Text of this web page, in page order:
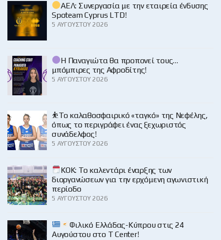
ΑΕΛ: Συνεργασία με την εταιρεία ένδυσης
Spoteam Cyprus LTD!
5 ΑΥΓΟΎΣΤΟΥ 2026
Η Παναγιώτα θα προπονεί τους…
μπόμπιρες της Αφροδίτης!
5 ΑΥΓΟΎΣΤΟΥ 2026
⛹️‍Το καλαθοσφαιρικό «ταγκό» της Νεφέλης,
όπως το περιγράφει ένας ξεχωριστός
συνάδελφος!
5 ΑΥΓΟΎΣΤΟΥ 2026
KOK: Το καλεντάρι έναρξης των
διοργανώσεων για την ερχόμενη αγωνιστική
περίοδο
5 ΑΥΓΟΎΣΤΟΥ 2026
Φιλικό Ελλάδας-Κύπρου στις 24
Αυγούστου στο Τ Center!